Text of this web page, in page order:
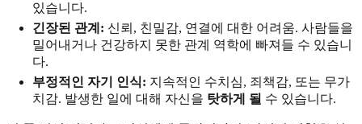
있습니다.
긴장된 관계: 신뢰, 친밀감, 연결에 대한 어려움. 사람들을
밀어내거나 건강하지 못한 관계 역학에 빠져들 수 있습니
다.
부정적인 자기 인식: 지속적인 수치심, 죄책감, 또는 무가
치감. 발생한 일에 대해 자신을 탓하게 될 수 있습니다.